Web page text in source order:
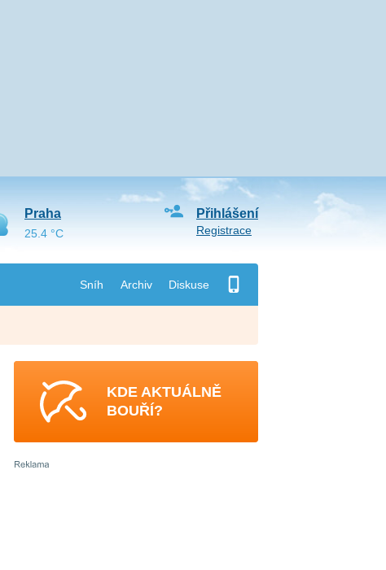
Sníh Archiv Diskuse
Přihlášení
Registrace
Praha
25.4 °C
KDE AKTUÁLNĚ
BOUŘÍ?